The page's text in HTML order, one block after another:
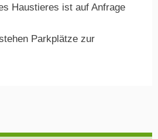
Haustieres ist auf Anfrage
Parkplätze zur